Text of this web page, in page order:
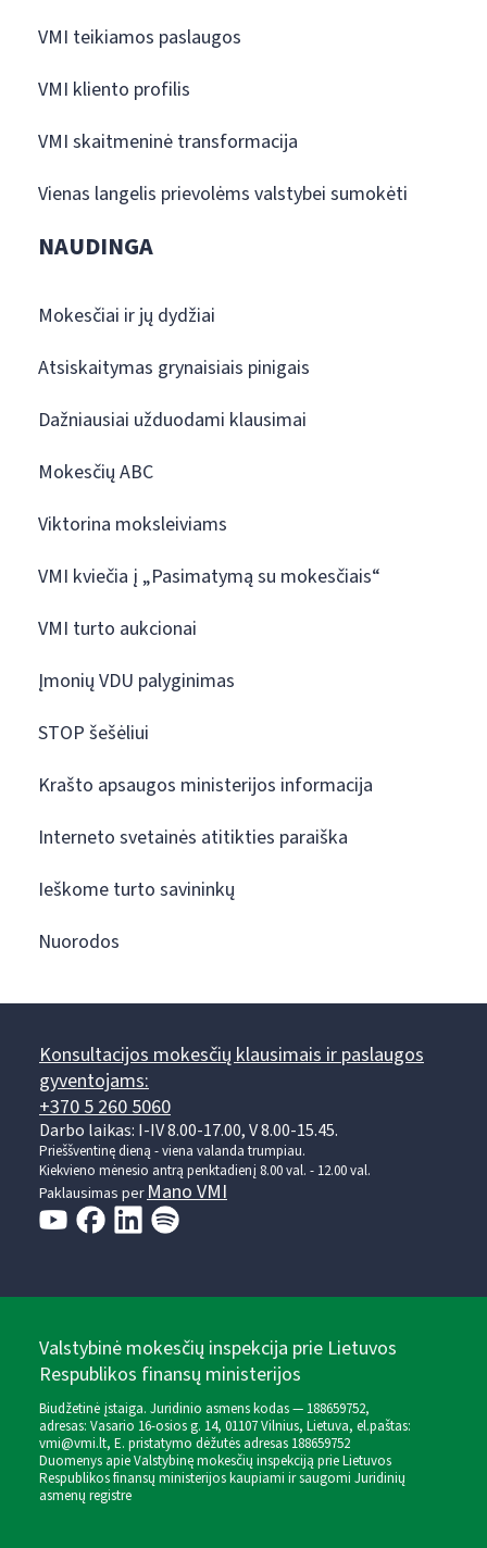
VMI teikiamos paslaugos
VMI kliento profilis
VMI skaitmeninė transformacija
Vienas langelis prievolėms valstybei sumokėti
NAUDINGA
Mokesčiai ir jų dydžiai
Atsiskaitymas grynaisiais pinigais
Dažniausiai užduodami klausimai
Mokesčių ABC
Viktorina moksleiviams
VMI kviečia į „Pasimatymą su mokesčiais“
VMI turto aukcionai
Įmonių VDU palyginimas
STOP šešėliui
Krašto apsaugos ministerijos informacija
Interneto svetainės atitikties paraiška
Ieškome turto savininkų
Nuorodos
Konsultacijos mokesčių klausimais ir paslaugos
gyventojams:
+370 5 260 5060
Darbo laikas: I-IV 8.00-17.00, V 8.00-15.45.
Prieššventinę dieną - viena valanda trumpiau.
Kiekvieno mėnesio antrą penktadienį 8.00 val. - 12.00 val.
Paklausimas perMano VMI
Valstybinė mokesčių inspekcija prie Lietuvos
Respublikos finansų ministerijos
Biudžetinė įstaiga. Juridinio asmens kodas — 188659752,
adresas: Vasario 16-osios g. 14, 01107 Vilnius, Lietuva, el.paštas:
vmi@vmi.lt, E. pristatymo dėžutės adresas 188659752
Duomenys apie Valstybinę mokesčių inspekciją prie Lietuvos
Respublikos finansų ministerijos kaupiami ir saugomi Juridinių
asmenų registre